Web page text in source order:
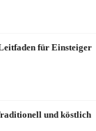
für Einsteiger
und köstlich